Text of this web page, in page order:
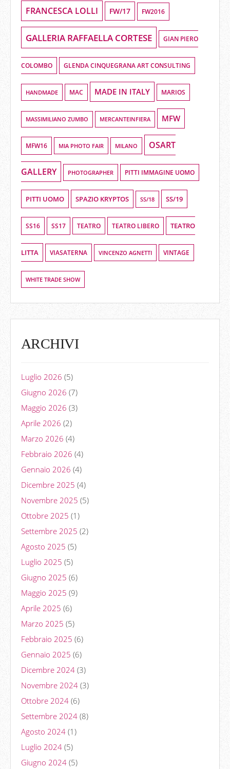
FRANCESCA LOLLI FW/17 FW2016
GALLERIA RAFFAELLA CORTESE GIAN PIERO
COLOMBO GLENDA CINQUEGRANA ART CONSULTING
HANDMADE MAC MADE IN ITALY MARIOS
MASSIMILIANO ZUMBO MERCANTEINFIERA MFW
MFW16 MIA PHOTO FAIR MILANO OSART
GALLERY PHOTOGRAPHER PITTI IMMAGINE UOMO
PITTI UOMO SPAZIO KRYPTOS SS/18 SS/19
SS16 SS17 TEATRO TEATRO LIBERO TEATRO
LITTA VIASATERNA VINCENZO AGNETTI VINTAGE
WHITE TRADE SHOW
ARCHIVI
Luglio 2026 (5)
Giugno 2026 (7)
Maggio 2026 (3)
Aprile 2026 (2)
Marzo 2026 (4)
Febbraio 2026 (4)
Gennaio 2026 (4)
Dicembre 2025 (4)
Novembre 2025 (5)
Ottobre 2025 (1)
Settembre 2025 (2)
Agosto 2025 (5)
Luglio 2025 (5)
Giugno 2025 (6)
Maggio 2025 (9)
Aprile 2025 (6)
Marzo 2025 (5)
Febbraio 2025 (6)
Gennaio 2025 (6)
Dicembre 2024 (3)
Novembre 2024 (3)
Ottobre 2024 (6)
Settembre 2024 (8)
Agosto 2024 (1)
Luglio 2024 (5)
Giugno 2024 (5)